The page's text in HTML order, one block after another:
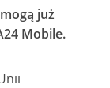
już
Mobile.